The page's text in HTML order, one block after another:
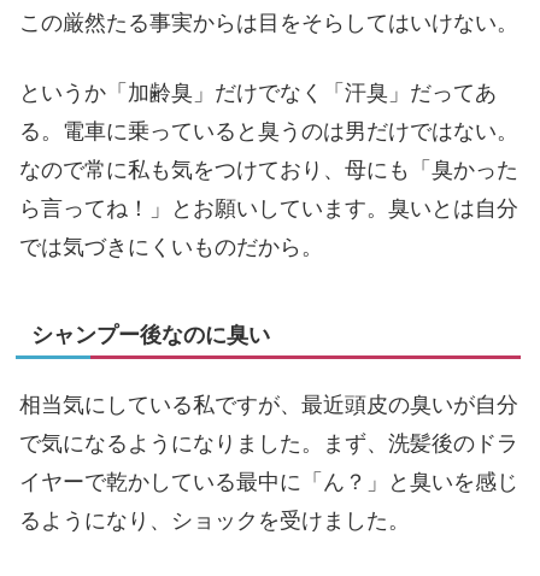
この厳然たる事実からは目をそらしてはいけない。
というか「加齢臭」だけでなく「汗臭」だってあ
る。電車に乗っていると臭うのは男だけではない。
なので常に私も気をつけており、母にも「臭かった
ら言ってね！」とお願いしています。臭いとは自分
では気づきにくいものだから。
シャンプー後なのに臭い
相当気にしている私ですが、最近頭皮の臭いが自分
で気になるようになりました。まず、洗髪後のドラ
イヤーで乾かしている最中に「ん？」と臭いを感じ
るようになり、ショックを受けました。